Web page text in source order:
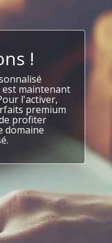
!
est maintenant
l'activer,
premium
profiter
domaine